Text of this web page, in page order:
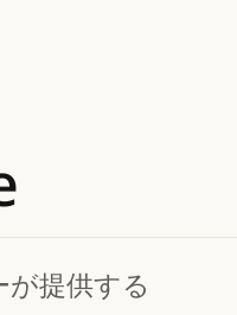
提供する